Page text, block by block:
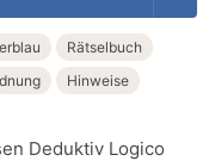
Rätselbuch
Hinweise
Deduktiv Logico